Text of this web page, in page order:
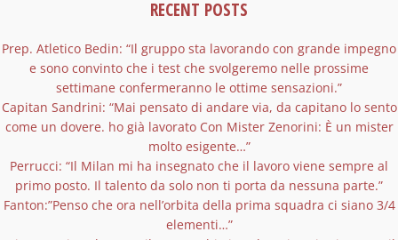
RECENT POSTS
Prep. Atletico Bedin: “Il gruppo sta lavorando con grande impegno
e sono convinto che i test che svolgeremo nelle prossime
settimane confermeranno le ottime sensazioni.”
Capitan Sandrini: “Mai pensato di andare via, da capitano lo sento
come un dovere. ho già lavorato Con Mister Zenorini: È un mister
molto esigente…”
Perrucci: “Il Milan mi ha insegnato che il lavoro viene sempre al
primo posto. Il talento da solo non ti porta da nessuna parte.”
Fanton:”Penso che ora nell’orbita della prima squadra ci siano 3/4
elementi…”